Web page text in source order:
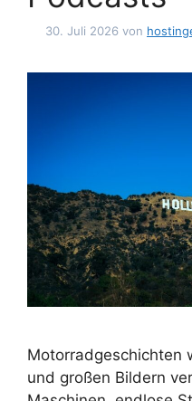
30. Juli 2026 von
Motorradgeschichten
und großen Bildern